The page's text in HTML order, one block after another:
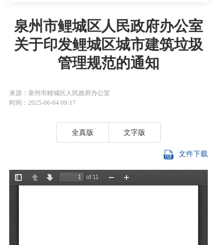
泉州市鲤城区人民政府办公室
关于印发鲤城区城市建筑垃圾
管理规范的通知
来源：泉州市鲤城区人民政府办公室
时间：2025-06-04 09:17
全真版 文字版
文件下载